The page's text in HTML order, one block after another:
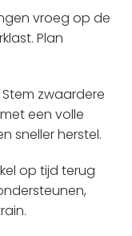
vroeg op de
Plan
Stem zwaardere
een volle
sneller herstel.
op tijd terug